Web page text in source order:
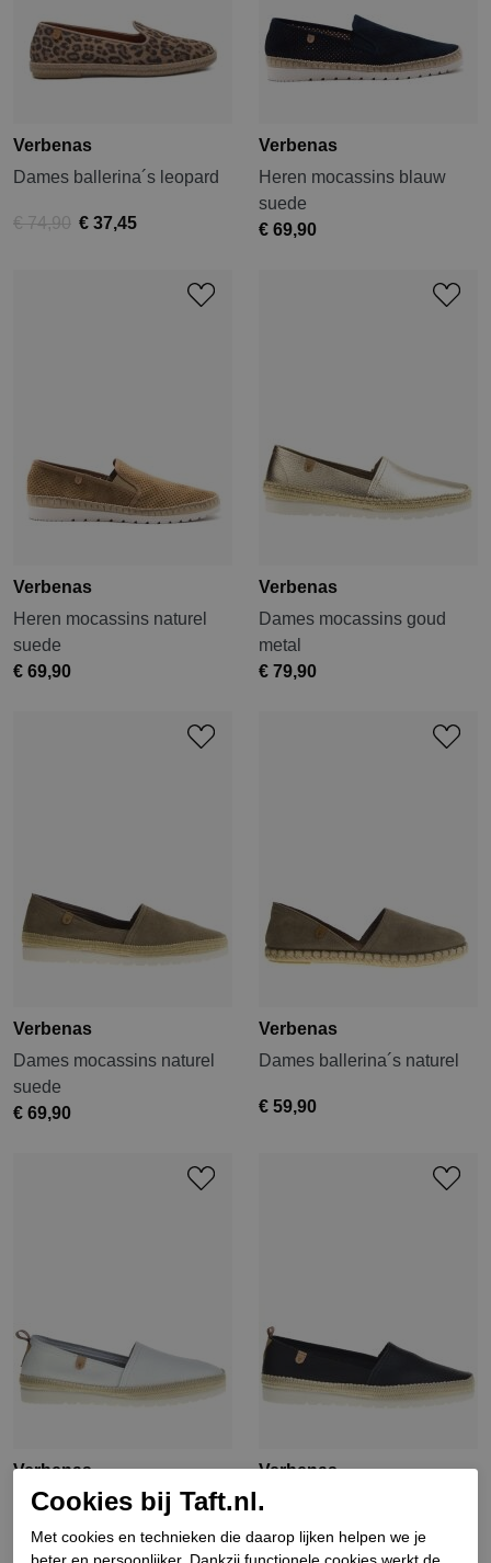
Verbenas
Dames ballerina´s leopard
€ 74,90 € 37,45
Verbenas
Heren mocassins blauw
suede
€ 69,90
Verbenas
Heren mocassins naturel
suede
€ 69,90
Verbenas
Dames mocassins goud
metal
€ 79,90
Verbenas
Dames mocassins naturel
suede
€ 69,90
Verbenas
Dames ballerina´s naturel
€ 59,90
Verbenas
Dames mocassins wit
€ 69,90
Verbenas
Dames mocassins zwart
€ 69,90
Cookies bij Taft.nl.
Met cookies en technieken die daarop lijken helpen we je